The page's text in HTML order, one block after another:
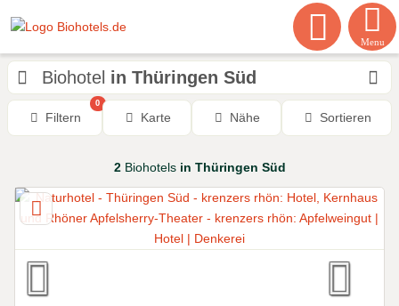
Menu
Biohotel in Thüringen Süd
Filtern
0
Karte Nähe Sortieren
2Biohotels in Thüringen Süd